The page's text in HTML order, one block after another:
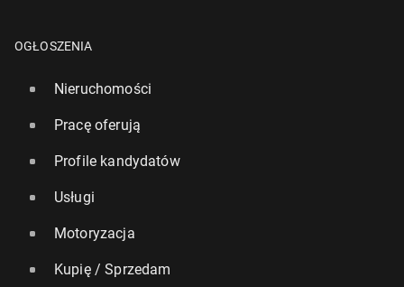
OGŁOSZENIA
Nieruchomości
Pracę oferują
Profile kandydatów
Usługi
Motoryzacja
Kupię / Sprzedam